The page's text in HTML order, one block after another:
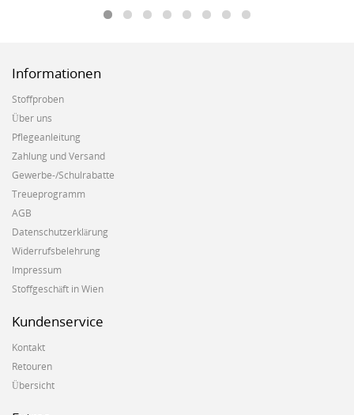
Informationen
Stoffproben
Über uns
Pflegeanleitung
Zahlung und Versand
Gewerbe-/Schulrabatte
Treueprogramm
AGB
Datenschutzerklärung
Widerrufsbelehrung
Impressum
Stoffgeschäft in Wien
Kundenservice
Kontakt
Retouren
Übersicht